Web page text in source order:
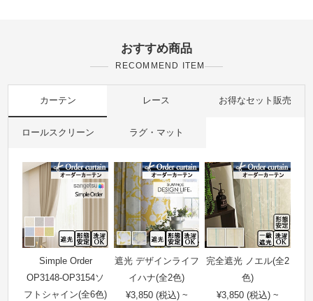
おすすめ商品
RECOMMEND ITEM
カーテン レース お得なセット販売
ロールスクリーン ラグ・マット
Simple Order
OP3148-OP3154ソ
フトシャイン(全6色)
遮光 デザインライフ
イハナ(全2色)
¥3,850 (税込) ~
完全遮光 ノエル(全2
色)
¥3,850 (税込) ~